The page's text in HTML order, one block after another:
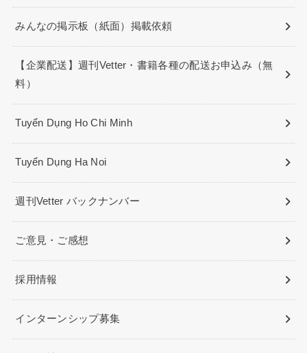
みんなの掲示板（紙面）掲載依頼
【企業配送】週刊Vetter・書籍各種の配送お申込み（無
料）
Tuyển Dụng Ho Chi Minh
Tuyển Dụng Ha Noi
週刊Vetter バックナンバー
ご意見・ご感想
採用情報
インターンシップ募集